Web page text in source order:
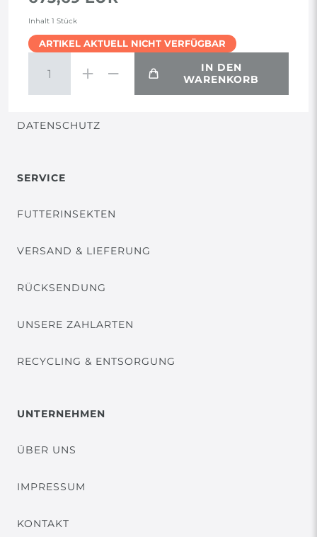
Inhalt 1 Stück
ARTIKEL AKTUELL NICHT VERFÜGBAR
IN DEN
WARENKORB
AGB
WIDERRUF
DATENSCHUTZ
SERVICE
FUTTERINSEKTEN
VERSAND & LIEFERUNG
RÜCKSENDUNG
UNSERE ZAHLARTEN
RECYCLING & ENTSORGUNG
UNTERNEHMEN
ÜBER UNS
IMPRESSUM
KONTAKT